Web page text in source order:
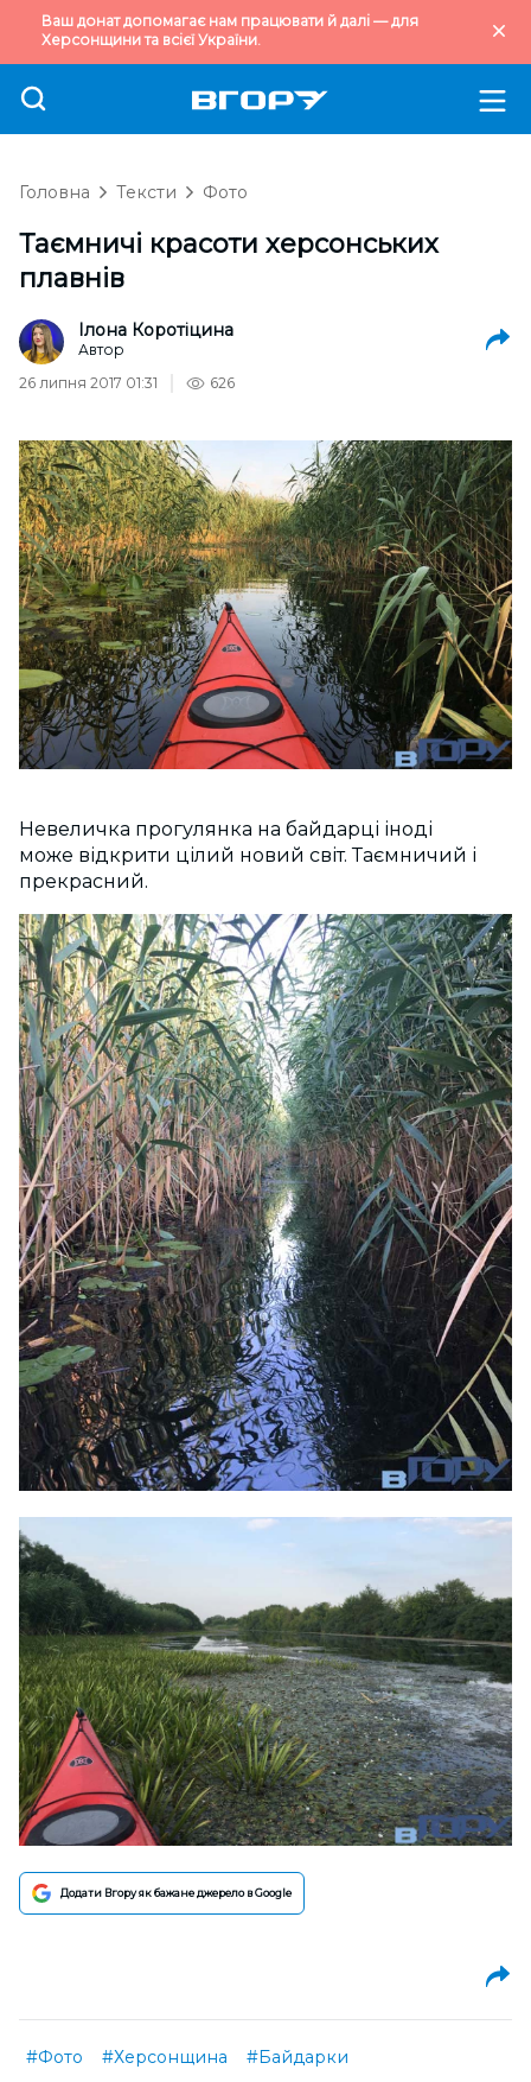
Ваш донат допомагає нам працювати й далі — для
Херсонщини та всієї України.
Головна Тексти Фото
Таємничі красоти херсонських
плавнів
Ілона Коротіцина
Автор
26 липня 2017 01:31
626
Невеличка прогулянка на байдарці іноді
може відкрити цілий новий світ. Таємничий і
прекрасний.
Додати Вгору як бажане джерело в Google
#Фото #Херсонщина #Байдарки